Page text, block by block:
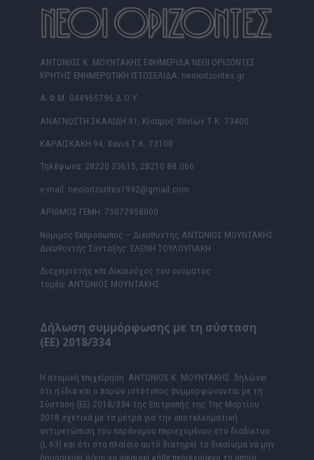
ΑΝΤΩΝΙΟΣ Κ. ΜΟΥΝΤΑΚΗΣ ΕΦΗΜΕΡΙΔΑ ΝΕΟΙ ΟΡΙΖΟΝΤΕΣ
ΚΡΗΤΗΣ ΕΝΗΜΕΡΩΤΙΚΗ ΙΣΤΟΣΕΛΙΔΑ: neoiorizontes.gr
Α.Φ.Μ. 044965796 Δ.Ο.Υ.
ΑΝΑΓΝΩΣΤΗ ΣΚΑΛΙΔΗ 91, Κίσαμος Χανίων Τ.Κ. 73400
ΚΑΡΑΪΣΚΑΚΗ 94, Χανιά Τ.Κ. 73100
Τηλέφωνα: 28220 23615, 28210 88.066
e-mail: neoiorizontes1992@gmail.com
ΑΡΙΘΜΟΣ ΓΕΜΗ: 75072958000
Νόμιμος Εκπρόσωπος – Διευθυντής ΑΝΤΩΝΙΟΣ ΜΟΥΝΤΑΚΗΣ
Διευθυντής Σύνταξης: ΕΛΕΝΗ ΤΟΥΛΟΥΠΑΚΗ
Διαχειριστής και Δικαιούχος του ονόματος
τομέα: ΑΝΤΩΝΙΟΣ ΜΟΥΝΤΑΚΗΣ
Δήλωση συμμόρφωσης με τη σύσταση
(ΕΕ) 2018/334
Η ατομική επιχείρηση ΑΝΤΩΝΙΟΣ Κ. ΜΟΥΝΤΑΚΗΣ δηλώνει
ότι η ίδια και ο παρών ιστότοπος συμμορφώνονται με τη
Σύσταση (ΕΕ) 2018/334 της Επιτροπής της 1ης Μαρτίου
2018 σχετικά με τα μέτρα για την αποτελεσματική
αντιμετώπιση του παράνομου περιεχομένου στο διαδίκτυο
(L 63) και ότι στο πλαίσιο αυτό διατηρεί το δικαίωμα να μην
δημοσιεύει ή/και να αφαιρεί κάθε περιεχόμενο το οποίο